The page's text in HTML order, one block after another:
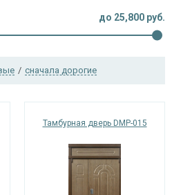
409-24-70
до 25,800 руб.
/ сначала дорогие
Тамбурная дверь DMP-015